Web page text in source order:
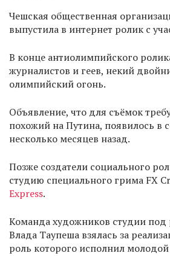
Чешская общественная
выпустила в интернет ролик с
В конце антиолимпийского
журналистов и геев, некий
олимпийский огонь.
Объявление, что для съёмок
похожий на Путина, появилось в
несколько месяцев назад.
Позже создатели социального
студию специального грима FX
Express.
Команда художников студии под
Влада Таупеша взялась за
роль которого исполнил